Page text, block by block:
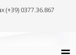
(+39) 0377.36.867